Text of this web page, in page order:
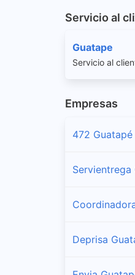
Servicio al
Guatape
Servicio al
Empresas
472 Guatapé
Servientrega
Deprisa